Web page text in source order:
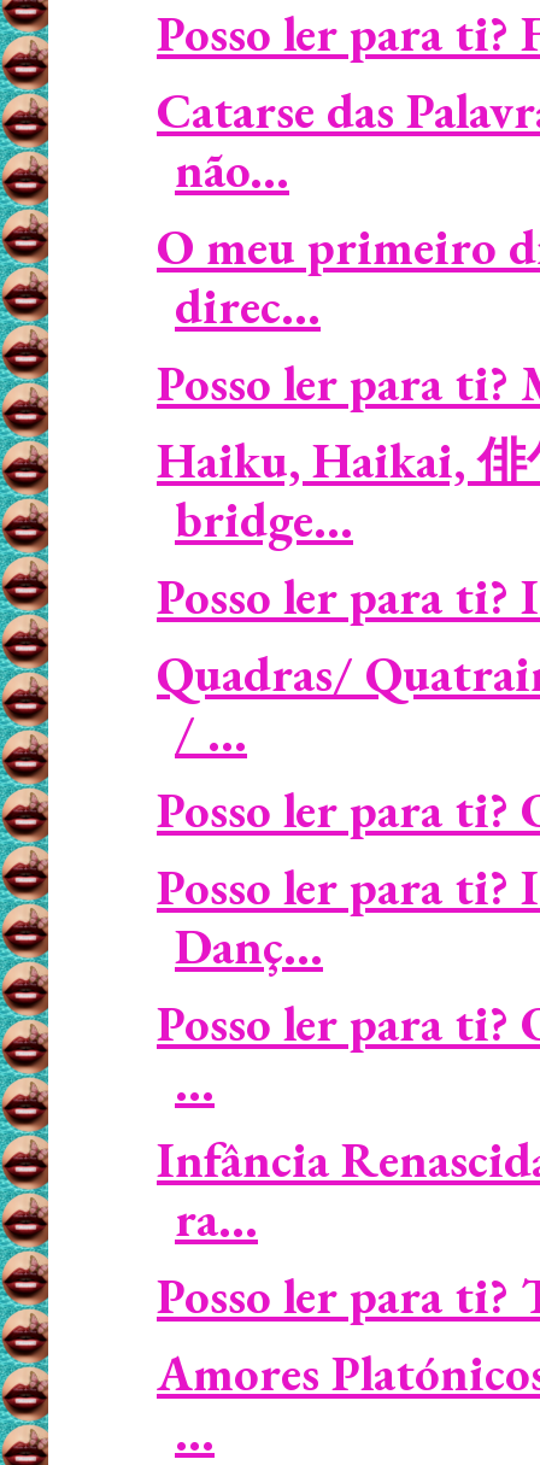
Posso ler para ti?
Catarse das
não...
O meu primeiro
direc...
Posso ler para
Haiku, Haikai, 俳
bridge...
Posso ler para ti?
Quadras/
/ ...
Posso ler para ti?
Posso ler para ti?
Danç...
Posso ler para
...
Infância
ra...
Posso ler para
Amores
...